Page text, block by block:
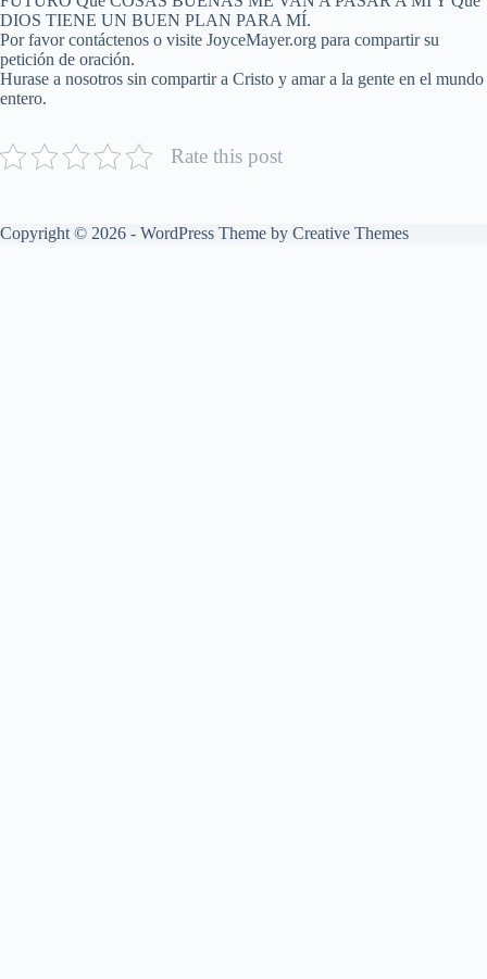
DIOS TIENE UN BUEN PLAN PARA MÍ.
Por favor contáctenos o visite JoyceMayer.org para compartir su
petición de oración.
Hurase a nosotros sin compartir a Cristo y amar a la gente en el mundo
entero.
Rate this post
Copyright © 2026 - WordPress Theme by Creative Themes